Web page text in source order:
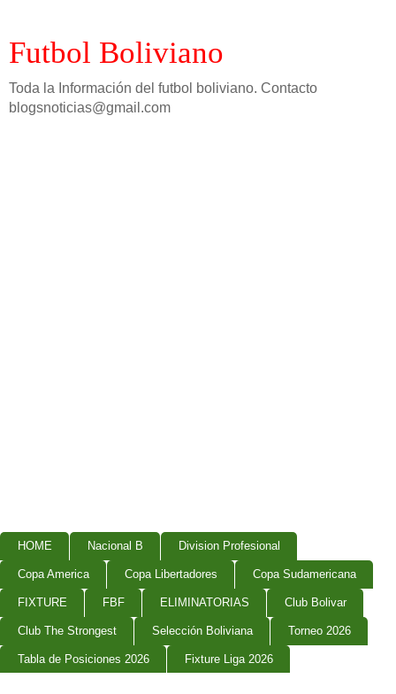
Futbol Boliviano
Toda la Información del futbol boliviano. Contacto
blogsnoticias@gmail.com
HOME Nacional B Division Profesional
Copa America Copa Libertadores Copa Sudamericana
FIXTURE FBF ELIMINATORIAS Club Bolivar
Club The Strongest Selección Boliviana Torneo 2026
Tabla de Posiciones 2026 Fixture Liga 2026